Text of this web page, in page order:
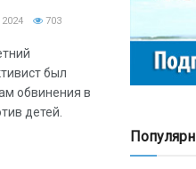
703
был
обвинения в
детей.